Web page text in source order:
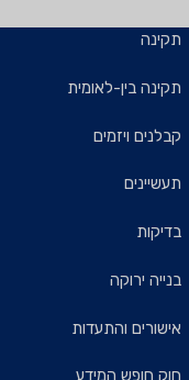
תקינה
תקינה בין-לאומית
קבלנים ויזמים
תעשיינים
בדיקות
בנייה ירוקה
אישורים והתעדות